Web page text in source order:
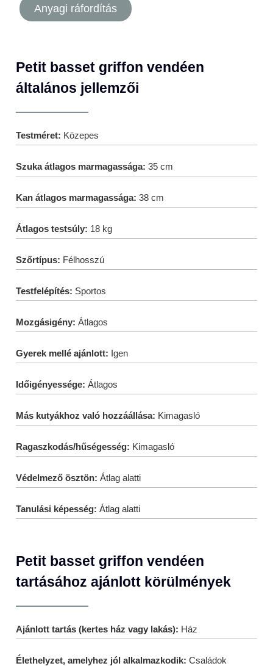
Anyagi ráfordítás
Petit basset griffon vendéen
általános jellemzői
Testméret: Közepes
Szuka átlagos marmagassága: 35 cm
Kan átlagos marmagassága: 38 cm
Átlagos testsúly: 18 kg
Szőrtípus: Félhosszú
Testfelépítés: Sportos
Mozgásigény: Átlagos
Gyerek mellé ajánlott: Igen
Időigényessége: Átlagos
Más kutyákhoz való hozzáállása: Kimagasló
Ragaszkodás/hűségesség: Kimagasló
Védelmező ösztön: Átlag alatti
Tanulási képesség: Átlag alatti
Petit basset griffon vendéen
tartásához ajánlott körülmények
Ajánlott tartás (kertes ház vagy lakás): Ház
Élethelyzet, amelyhez jól alkalmazkodik: Családok